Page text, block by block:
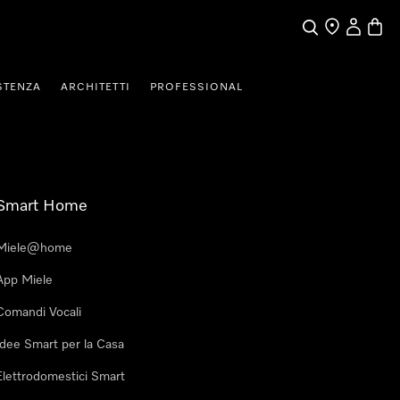
CercaRicerca
Il mio
ARCHITETTI PROFESSIONAL
Home
Miele
Vocali
Smart per la Casa
Smart